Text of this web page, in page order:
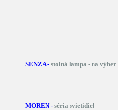
SENZA - stolná lampa - na výber
MOREN - séria svietidiel